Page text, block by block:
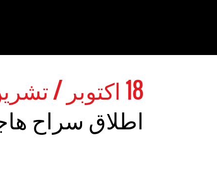
18 اكتوبر / تشرين الأول 2019
اطلاق سراح